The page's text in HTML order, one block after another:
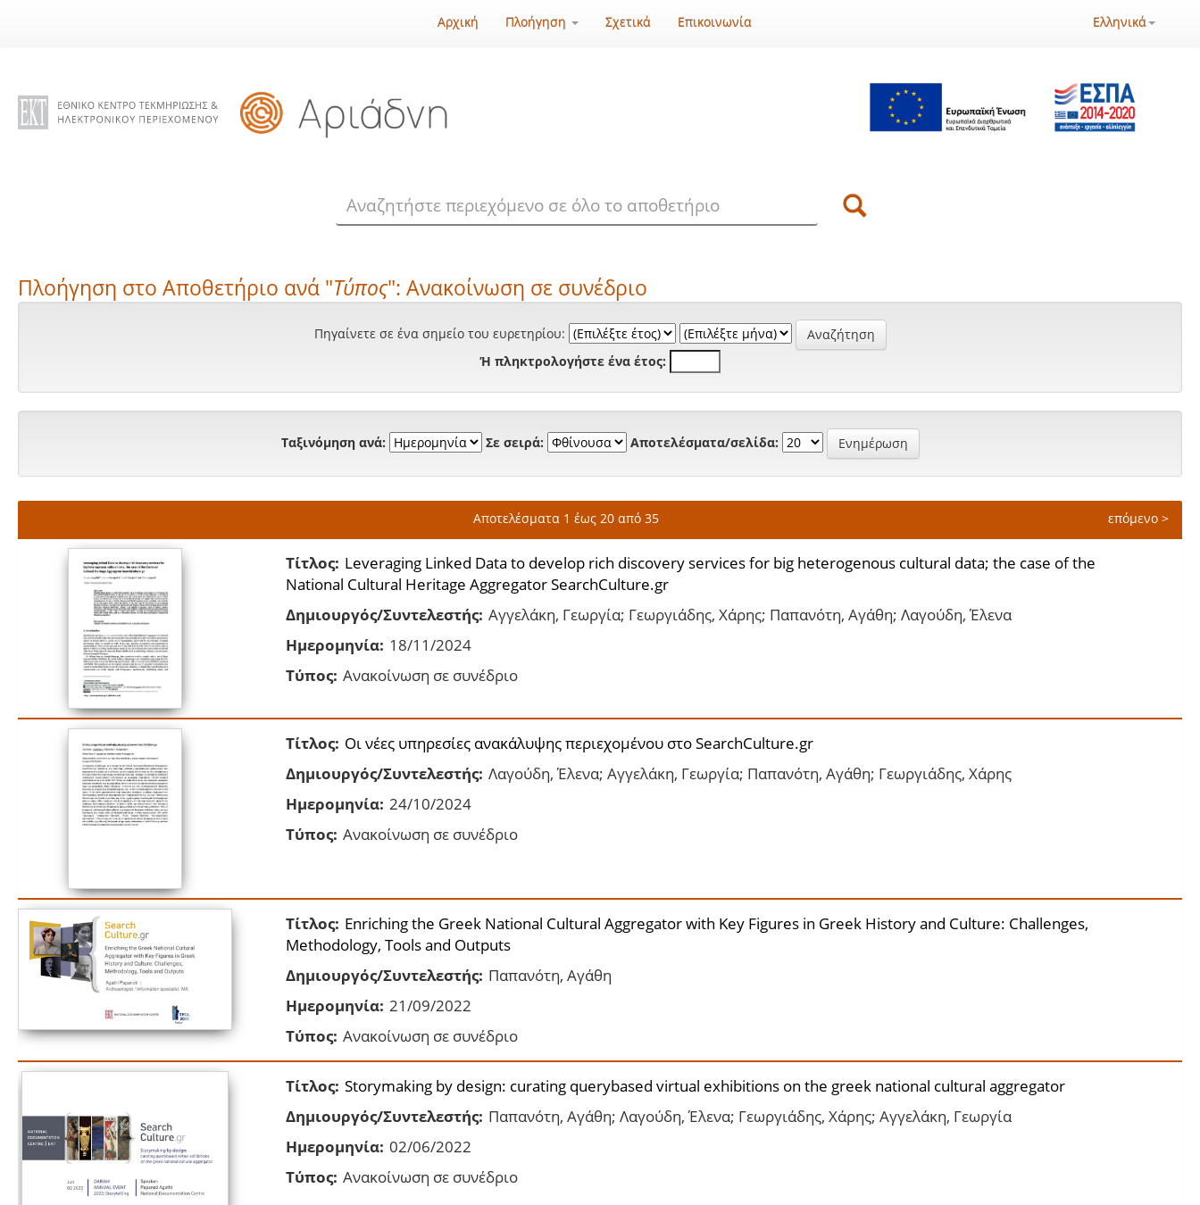
Αρχική Πλοήγηση Σχετικά Επικοινωνία Ελληνικά
Πλοήγηση στο Αποθετήριο ανά "Τύπος": Ανακοίνωση σε συνέδριο
Πηγαίνετε σε ένα σημείο του ευρετηρίου:
Ή πληκτρολογήστε ένα έτος:
Ταξινόμηση ανά: Σε σειρά: Αποτελέσματα/σελίδα:
Αποτελέσματα 1 έως 20 από 35 επόμενο >
Τίτλος: Leveraging Linked Data to develop rich discovery services for big heterogenous cultural data; the case of the
National Cultural Heritage Aggregator SearchCulture.gr
Δημιουργός/Συντελεστής: Αγγελάκη, Γεωργία; Γεωργιάδης, Χάρης; Παπανότη, Αγάθη; Λαγούδη, Έλενα
Ημερομηνία: 18/11/2024
Τύπος: Ανακοίνωση σε συνέδριο
Τίτλος: Οι νέες υπηρεσίες ανακάλυψης περιεχομένου στο SearchCulture.gr
Δημιουργός/Συντελεστής: Λαγούδη, Έλενα; Αγγελάκη, Γεωργία; Παπανότη, Αγάθη; Γεωργιάδης, Χάρης
Ημερομηνία: 24/10/2024
Τύπος: Ανακοίνωση σε συνέδριο
Τίτλος: Enriching the Greek National Cultural Aggregator with Key Figures in Greek History and Culture: Challenges,
Methodology, Tools and Outputs
Δημιουργός/Συντελεστής: Παπανότη, Αγάθη
Ημερομηνία: 21/09/2022
Τύπος: Ανακοίνωση σε συνέδριο
Τίτλος: Storymaking by design: curating querybased virtual exhibitions on the greek national cultural aggregator
Δημιουργός/Συντελεστής: Παπανότη, Αγάθη; Λαγούδη, Έλενα; Γεωργιάδης, Χάρης; Αγγελάκη, Γεωργία
Ημερομηνία: 02/06/2022
Τύπος: Ανακοίνωση σε συνέδριο